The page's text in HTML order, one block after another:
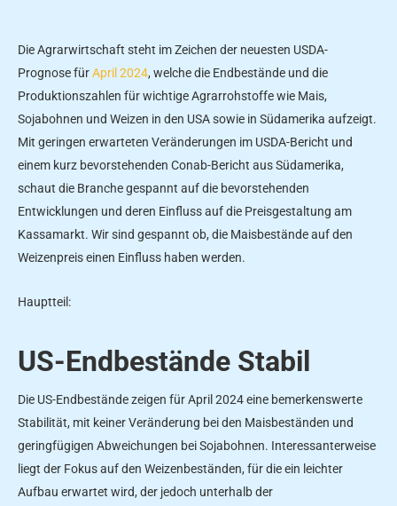
Die Agrarwirtschaft steht im Zeichen der neuesten USDA-
Prognose fürApril 2024, welche die Endbestände und die
Produktionszahlen für wichtige Agrarrohstoffe wie Mais,
Sojabohnen und Weizen in den USA sowie in Südamerika aufzeigt.
Mit geringen erwarteten Veränderungen im USDA-Bericht und
einem kurz bevorstehenden Conab-Bericht aus Südamerika,
schaut die Branche gespannt auf die bevorstehenden
Entwicklungen und deren Einfluss auf die Preisgestaltung am
Kassamarkt. Wir sind gespannt ob, die Maisbestände auf den
Weizenpreis einen Einfluss haben werden.
Hauptteil:
US-Endbestände Stabil
Die US-Endbestände zeigen für April 2024 eine bemerkenswerte
Stabilität, mit keiner Veränderung bei den Maisbeständen und
geringfügigen Abweichungen bei Sojabohnen. Interessanterweise
liegt der Fokus auf den Weizenbeständen, für die ein leichter
Aufbau erwartet wird, der jedoch unterhalb der